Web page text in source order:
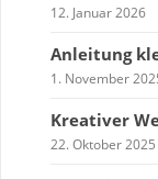
12. Januar 2026
Anleitung
1. November
Kreativer
22. Oktober 2025